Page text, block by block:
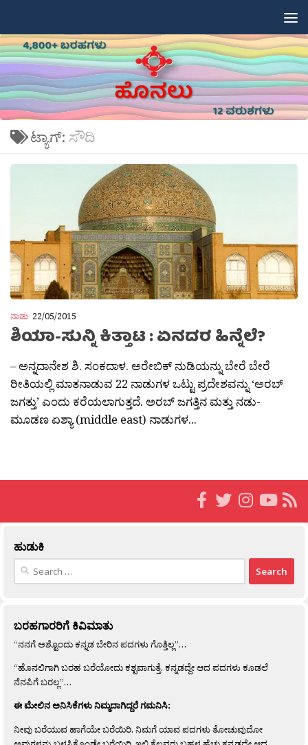
ಟ್ಯಾಗ್: ಸೌದಿ
ನಾಡು 22/05/2015
ಶಿಯಾ-ಸುನ್ನಿ ಕಿತ್ತಾಟ : ಏನದರ ಹಿನ್ನೆಲೆ?
– ಅನ್ನದಾನೇಶ ಶಿ. ಸಂಕದಾಳ. ಅರೇಬಿಕ್ ನುಡಿಯನ್ನು ಬೇರೆ ಬೇರೆ
ರೀತಿಯಲ್ಲಿ ಮಾತನಾಡುವ 22 ನಾಡುಗಳ ಒಟ್ಟು ಪ್ರದೇಶವನ್ನು ‘ಅರಬ್
ಜಗತ್ತು’ ಎಂದು ಕರೆಯಲಾಗುತ್ತದೆ. ಅರಬ್ ಜಗತ್ತಿನ ಮತ್ತು ನಡು-
ಮೂಡಣ ಏಶ್ಯಾ (middle east) ನಾಡುಗಳ...
ಹುಡುಕಿ
Search
ಬರಹಗಾರರಿಗೆ ಕಿವಿಮಾತು
“ನನಗೆ ಅಶ್ಟೊಂದು ಕನ್ನಡ ಬೇರಿನ ಪದಗಳು ಗೊತ್ತಿಲ್ಲ”…
“ಹೊನಲಿಗಾಗಿ ಬರಹ ಬರೆಯೋದು ಕಶ್ಟವಾಗುತ್ತೆ. ಕನ್ನಡದ್ದೇ ಆದ ಪದಗಳು ಕೂಡಲೆ
ನೆನಪಿಗೆ ಬರಲ್ಲ”…
ಈ ಮೇಲಿನ ಅನಿಸಿಕೆಗಳು ನಿಮ್ಮದಾಗಿದ್ದರೆ ಗಮನಿಸಿ:
ನೀವು ಬರೆಯುವ ಹಾಗೆಯೇ ಬರೆಯಿರಿ. ನಿಮಗೆ ಯಾವ ಪದಗಳು ತೋಚುವುದೋ